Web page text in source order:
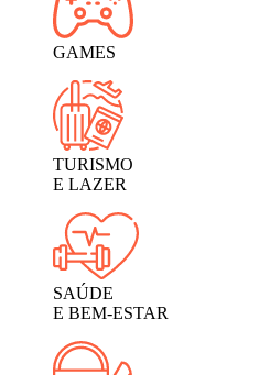
GAMES
TURISMO
E LAZER
SAÚDE
E BEM-ESTAR